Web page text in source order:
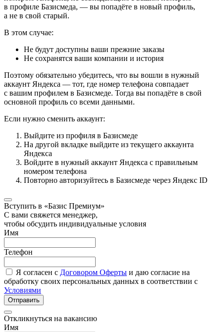
в профиле Базисмеда, — вы попадёте в новый профиль,
а не в свой старый.
В этом случае:
Не будут доступны ваши прежние заказы
Не сохранятся ваши компании и история
Поэтому обязательно убедитесь, что вы вошли в нужный
аккаунт Яндекса — тот, где номер телефона совпадает
с вашим профилем в Базисмеде. Тогда вы попадёте в свой
основной профиль со всеми данными.
Если нужно сменить аккаунт:
Выйдите из профиля в Базисмеде
На другой вкладке выйдите из текущего аккаунта
Яндекса
Войдите в нужный аккаунт Яндекса с правильным
номером телефона
Повторно авторизуйтесь в Базисмеде через Яндекс ID
Вступить в «Базис Премиум»
С вами свяжется менеджер,
чтобы обсудить индивидуальные условия
Имя
Телефон
Я согласен с Договором Оферты и даю согласие на
обработку своих персональных данных в соответствии с
Условиями
Отправить
Откликнуться на вакансию
Имя